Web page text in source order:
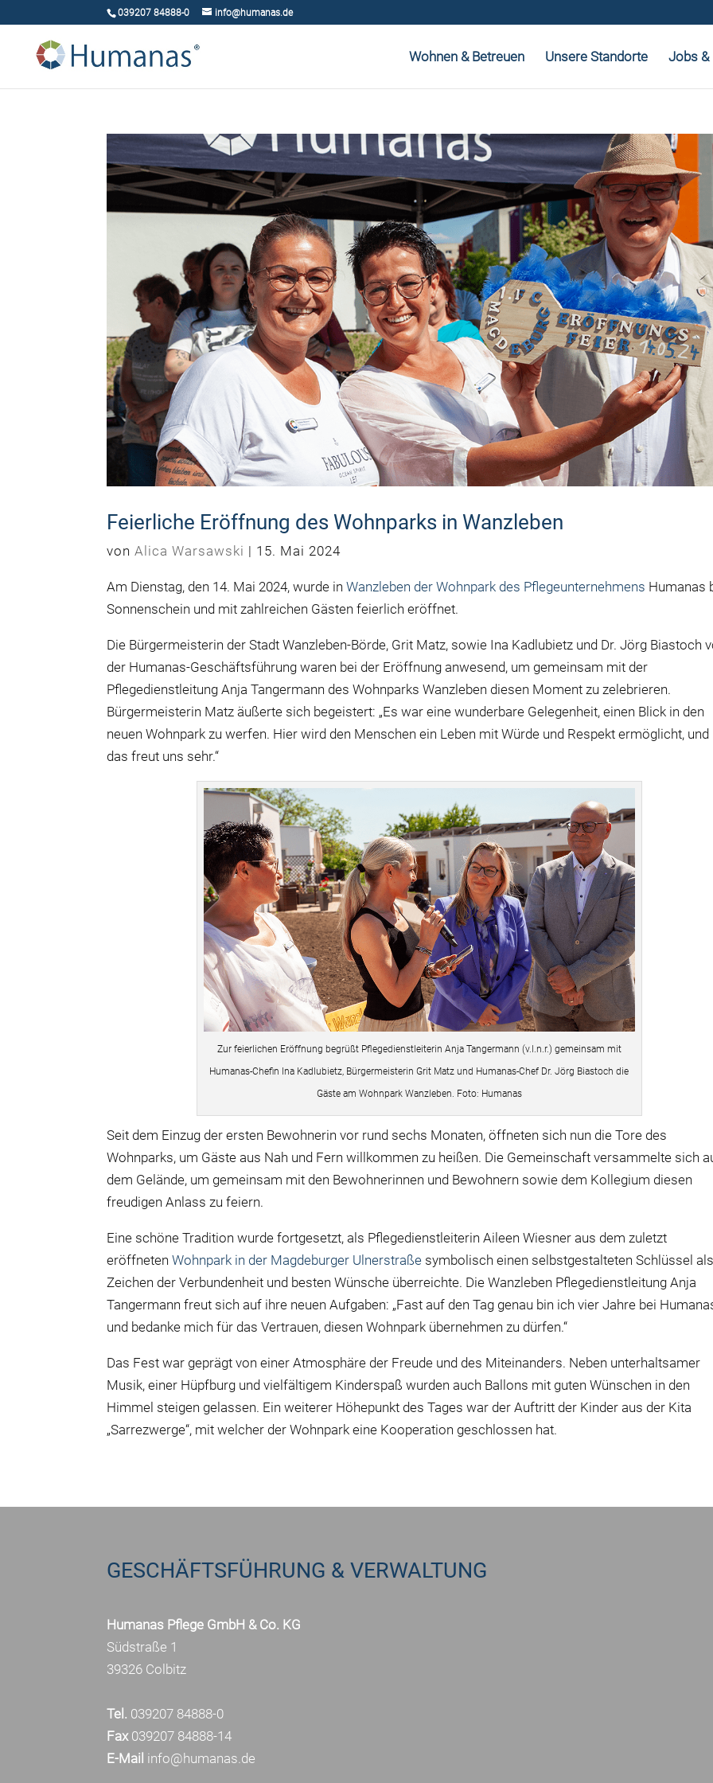
039207 84888-0 info@humanas.de
Wohnen & Betreuen Unsere Standorte Jobs &
Feierliche Eröffnung des Wohnparks in Wanzleben
vonAlica Warsawski | 15. Mai 2024
Am Dienstag, den 14. Mai 2024, wurde inWanzleben der Wohnpark des Pflegeunternehmens Humanas
Sonnenschein und mit zahlreichen Gästen feierlich eröffnet.
Die Bürgermeisterin der Stadt Wanzleben-Börde, Grit Matz, sowie Ina Kadlubietz und Dr. Jörg Biastoch
der Humanas-Geschäftsführung waren bei der Eröffnung anwesend, um gemeinsam mit der
Pflegedienstleitung Anja Tangermann des Wohnparks Wanzleben diesen Moment zu zelebrieren.
Bürgermeisterin Matz äußerte sich begeistert: „Es war eine wunderbare Gelegenheit, einen Blick in den
neuen Wohnpark zu werfen. Hier wird den Menschen ein Leben mit Würde und Respekt ermöglicht, und
das freut uns sehr.“
Zur feierlichen Eröffnung begrüßt Pflegedienstleiterin Anja Tangermann (v.l.n.r.) gemeinsam mit
Humanas-Chefin Ina Kadlubietz, Bürgermeisterin Grit Matz und Humanas-Chef Dr. Jörg Biastoch die
Gäste am Wohnpark Wanzleben. Foto: Humanas
Seit dem Einzug der ersten Bewohnerin vor rund sechs Monaten, öffneten sich nun die Tore des
Wohnparks, um Gäste aus Nah und Fern willkommen zu heißen. Die Gemeinschaft versammelte sich
dem Gelände, um gemeinsam mit den Bewohnerinnen und Bewohnern sowie dem Kollegium diesen
freudigen Anlass zu feiern.
Eine schöne Tradition wurde fortgesetzt, als Pflegedienstleiterin Aileen Wiesner aus dem zuletzt
eröffnetenWohnpark in der Magdeburger Ulnerstraße symbolisch einen selbstgestalteten Schlüssel als
Zeichen der Verbundenheit und besten Wünsche überreichte. Die Wanzleben Pflegedienstleitung Anja
Tangermann freut sich auf ihre neuen Aufgaben: „Fast auf den Tag genau bin ich vier Jahre bei
und bedanke mich für das Vertrauen, diesen Wohnpark übernehmen zu dürfen.“
Das Fest war geprägt von einer Atmosphäre der Freude und des Miteinanders. Neben unterhaltsamer
Musik, einer Hüpfburg und vielfältigem Kinderspaß wurden auch Ballons mit guten Wünschen in den
Himmel steigen gelassen. Ein weiterer Höhepunkt des Tages war der Auftritt der Kinder aus der Kita
„Sarrezwerge“, mit welcher der Wohnpark eine Kooperation geschlossen hat.
GESCHÄFTSFÜHRUNG & VERWALTUNG
Humanas Pflege GmbH & Co. KG
Südstraße 1
39326 Colbitz
Tel. 039207 84888-0
Fax039207 84888-14
E-Mail info@humanas.de